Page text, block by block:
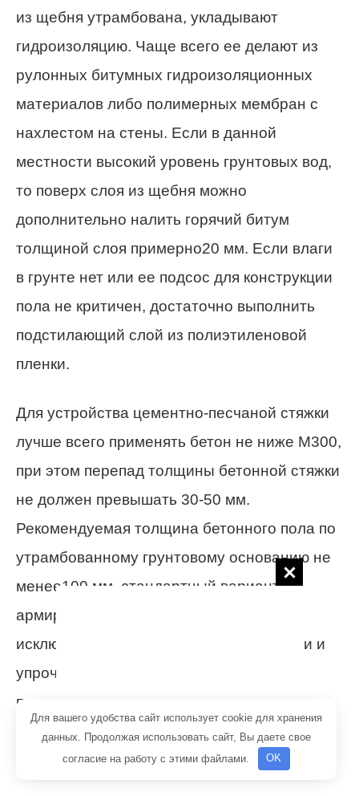
из щебня утрамбована, укладывают
гидроизоляцию. Чаще всего ее делают из
рулонных битумных гидроизоляционных
материалов либо полимерных мембран с
нахлестом на стены. Если в данной
местности высокий уровень грунтовых вод,
то поверх слоя из щебня можно
дополнительно налить горячий битум
толщиной слоя примерно20 мм. Если влаги
в грунте нет или ее подсос для конструкции
пола не критичен, достаточно выполнить
подстилающий слой из полиэтиленовой
пленки.
Для устройства цементно-песчаной стяжки
лучше всего применять бетон не ниже М300,
при этом перепад толщины бетонной стяжки
не должен превышать 30-50 мм.
Рекомендуемая толщина бетонного пола по
утрамбованному грунтовому основанию не
менее100 мм, стандартный вариант
армирования – дорожная сетка. Для
исключения образования бетонной пыли и
упрочнения поверхности бетона можно
применить полимерную пропитку.
Для вашего удобства сайт использует cookie для хранения
данных. Продолжая использовать сайт, Вы даете свое
согласие на работу с этими файлами.
OK